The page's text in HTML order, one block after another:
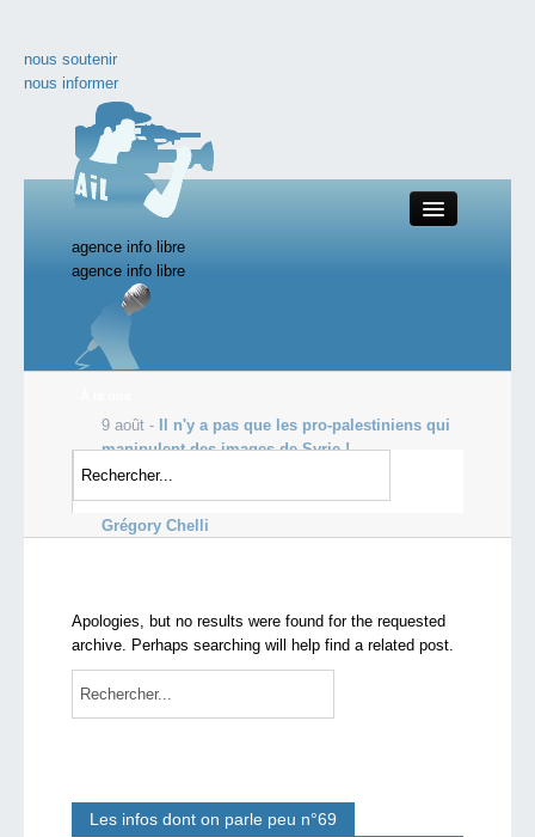
nous soutenir
nous informer
agence info libre
Close
nos productions
toute l'actualité
les vidéos incontournables
agence info libre
9 août -
Il n'y a pas que les pro-palestiniens qui
manipulent des images de Syrie !
8 août -La France est-elle toujours une nation ?
8 août -Reporters Sans Frontières dénonce
Grégory Chelli
Apologies, but no results were found for the requested
archive. Perhaps searching will help find a related post.
Les infos dont on parle peu n°69